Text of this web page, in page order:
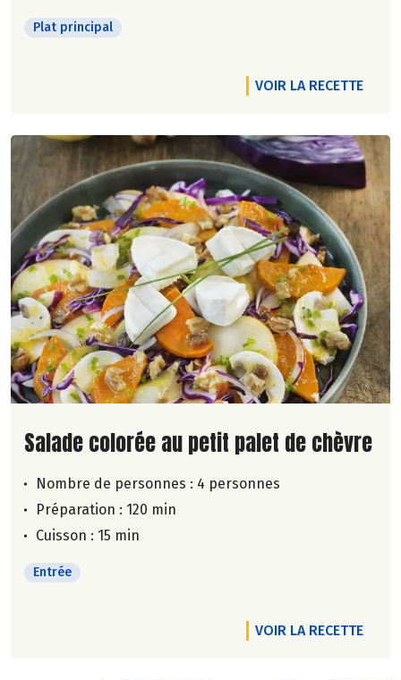
Plat principal
VOIR LA RECETTE
Lire la suite de la recette
Salade colorée au petit palet de chèvre
Nombre de personnes : 4 personnes
Préparation : 120 min
Cuisson : 15 min
Entrée
VOIR LA RECETTE